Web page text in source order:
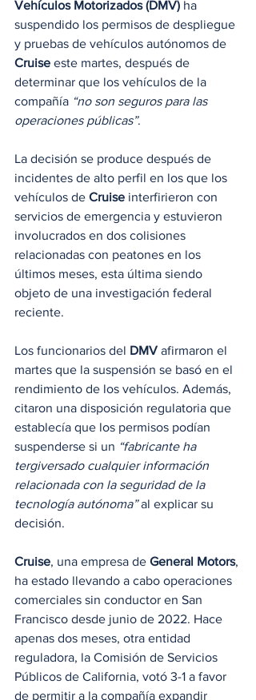
Vehículos Motorizados (DMV) ha
suspendido los permisos de despliegue
y pruebas de vehículos autónomos de
Cruise este martes, después de
determinar que los vehículos de la
compañía “no son seguros para las
operaciones públicas”.
La decisión se produce después de
incidentes de alto perfil en los que los
vehículos de Cruise interfirieron con
servicios de emergencia y estuvieron
involucrados en dos colisiones
relacionadas con peatones en los
últimos meses, esta última siendo
objeto de una investigación federal
reciente.
Los funcionarios del DMV afirmaron el
martes que la suspensión se basó en el
rendimiento de los vehículos. Además,
citaron una disposición regulatoria que
establecía que los permisos podían
suspenderse si un “fabricante ha
tergiversado cualquier información
relacionada con la seguridad de la
tecnología autónoma” al explicar su
decisión.
Cruise, una empresa de General Motors,
ha estado llevando a cabo operaciones
comerciales sin conductor en San
Francisco desde junio de 2022. Hace
apenas dos meses, otra entidad
reguladora, la Comisión de Servicios
Públicos de California, votó 3-1 a favor
de permitir a la compañía expandir